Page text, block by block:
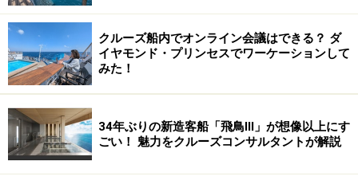
まだある独自のサービス！ 次回のラグジュアリー船チャ
ータークルーズも期待
充実した日本語対応で、ストレスなく快適
な船内ライフを実現
船（シルバー・ムーン）側も、日本人をこれだけ多く受
け入れるのは初めてというなか、まず問題になるのが言
クルーズ船内でオンライン会議はできる？ ダ
イヤモンド・プリンセスでワーケーションして
みた！
34年ぶりの新造客船「飛鳥lll」が想像以上にす
ごい！ 魅力をクルーズコンサルタントが解説